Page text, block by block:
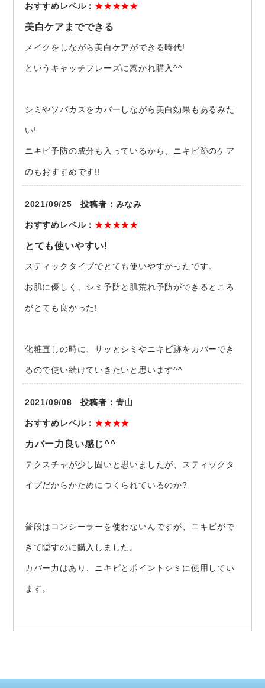
おすすめレベル：★★★★★
美白ケアまでできる
メイクをしながら美白ケアができる時代!
というキャッチフレーズに惹かれ購入^^
シミやソバカスをカバーしながら美白効果もあるみた
い!
ニキビ予防の成分も入っているから、ニキビ跡のケア
のもおすすめです!!
2021/09/25 投稿者：みなみ
おすすめレベル：★★★★★
とても使いやすい!
スティックタイプでとても使いやすかったです。
お肌に優しく、シミ予防と肌荒れ予防ができるところ
がとても良かった!
化粧直しの時に、サッとシミやニキビ跡をカバーでき
るので使い続けていきたいと思います^^
2021/09/08 投稿者：青山
おすすめレベル：★★★★
カバー力良い感じ^^
テクスチャが少し固いと思いましたが、スティックタ
イプだからかためにつくられているのか?
普段はコンシーラーを使わないんですが、ニキビがで
きて隠すのに購入しました。
カバー力はあり、ニキビとポイントシミに使用してい
ます。